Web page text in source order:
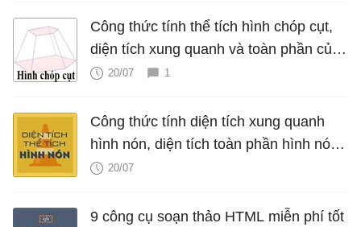
Công thức tính thể tích hình chóp cụt,
diện tích xung quanh và toàn phần của
hình chóp cụt
20/07 1
Công thức tính diện tích xung quanh
hình nón, diện tích toàn phần hình nón,
thể tích hình nón, V nón
20/07
9 công cụ soạn thảo HTML miễn phí tốt